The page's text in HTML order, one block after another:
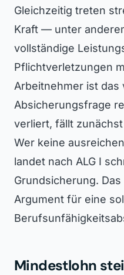
Gleichzeitig treten
Kraft — unter
vollständige
Pflichtverletzungen
Arbeitnehmer ist das
Absicherungsfrage
verliert, fällt
Wer keine
landet nach ALG I
Grundsicherung.
Argument für eine
Mindestlohn